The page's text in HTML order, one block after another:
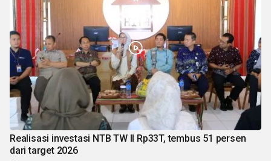
Realisasi investasi NTB TW II Rp33T, tembus 51 persen
dari target 2026